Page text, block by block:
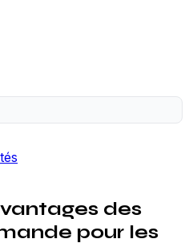
des
pour les